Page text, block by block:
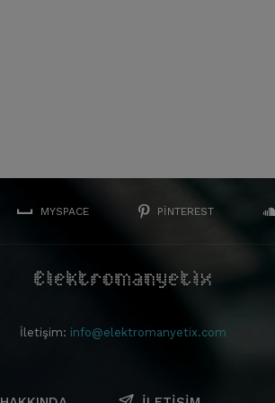
MYSPACE PINTEREST
İletişim: info@elektromanyetix.com